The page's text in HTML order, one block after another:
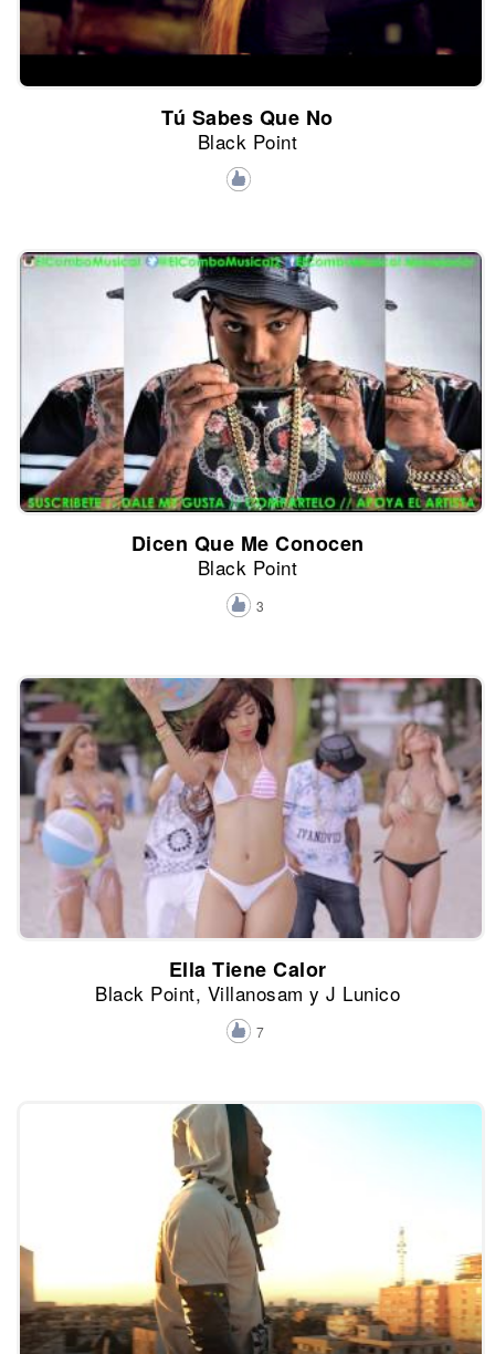
Tú Sabes Que No
Black Point
Dicen Que Me Conocen
Black Point
3
Ella Tiene Calor
Black Point, Villanosam y J Lunico
7